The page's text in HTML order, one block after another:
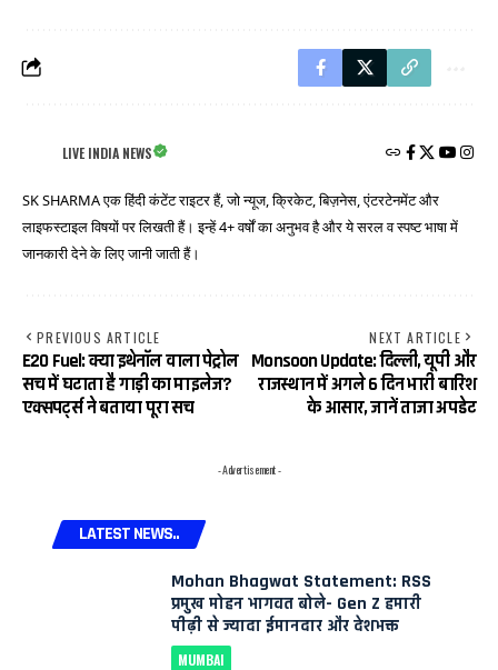
LIVE INDIA NEWS
SK SHARMA एक हिंदी कंटेंट राइटर हैं, जो न्यूज, क्रिकेट, बिज़नेस, एंटरटेनमेंट और
लाइफस्टाइल विषयों पर लिखती हैं। इन्हें 4+ वर्षों का अनुभव है और ये सरल व स्पष्ट भाषा में
जानकारी देने के लिए जानी जाती हैं।
PREVIOUS ARTICLE
E20 Fuel: क्या इथेनॉल वाला पेट्रोल
सच में घटाता है गाड़ी का माइलेज?
एक्सपर्ट्स ने बताया पूरा सच
NEXT ARTICLE
Monsoon Update: दिल्ली, यूपी और
राजस्थान में अगले 6 दिन भारी बारिश
के आसार, जानें ताजा अपडेट
- Advertisement -
LATEST NEWS..
Mohan Bhagwat Statement: RSS
प्रमुख मोहन भागवत बोले- Gen Z हमारी
पीढ़ी से ज्यादा ईमानदार और देशभक्त
MUMBAI